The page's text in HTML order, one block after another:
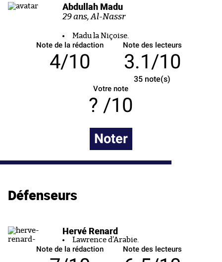
Abdullah Madu
29 ans, Al-Nassr
Madu la Niçoise.
Note de la rédaction
4/10
Note des lecteurs
3.1/10
35 note(s)
Votre note
/10
Noter
Défenseurs
Hervé Renard
Lawrence d’Arabie.
Note de la rédaction Note des lecteurs